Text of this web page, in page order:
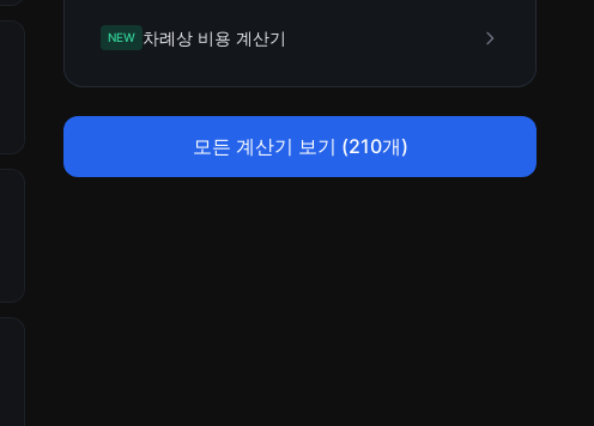
NEW 차례상 비용 계산기
모든 계산기 보기 (210개)